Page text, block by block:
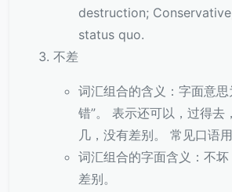
destruction;
status quo.
不差
词汇组合的含义：字面意思
错”。 表示还可以，过得去
几，没有差别。 常见口语用
词汇组合的字面含义：不
差别。